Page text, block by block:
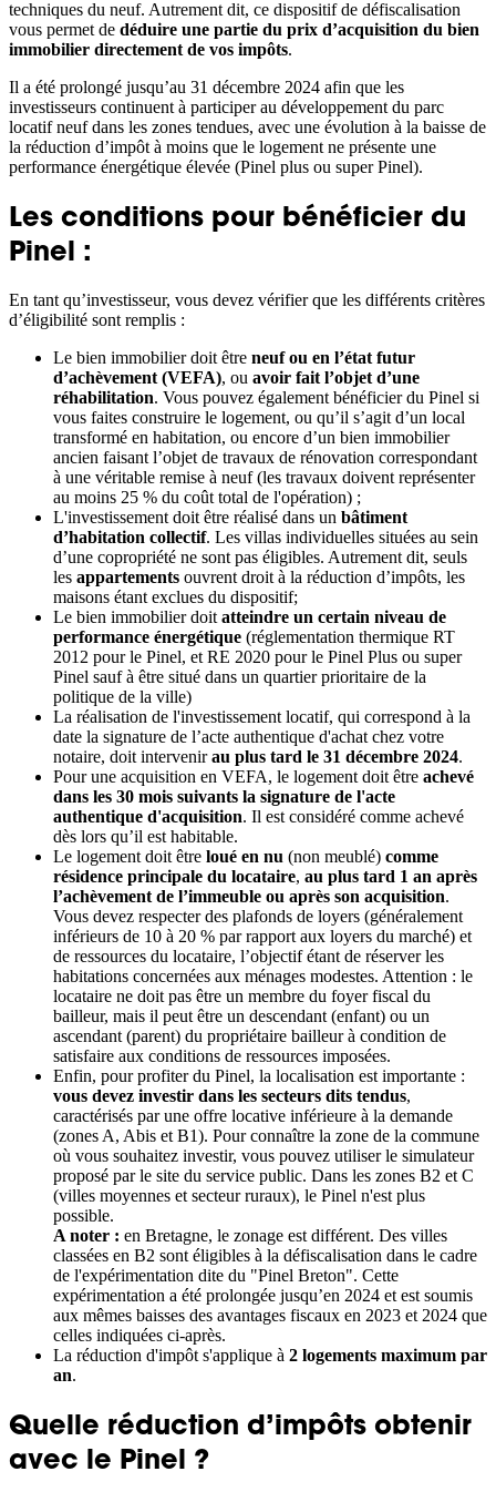
techniques du neuf. Autrement dit, ce dispositif de défiscalisation
vous permet de déduire une partie du prix d’acquisition du bien
immobilier directement de vos impôts.
Il a été prolongé jusqu’au 31 décembre 2024 afin que les
investisseurs continuent à participer au développement du parc
locatif neuf dans les zones tendues, avec une évolution à la baisse de
la réduction d’impôt à moins que le logement ne présente une
performance énergétique élevée (Pinel plus ou super Pinel).
Les conditions pour bénéficier du
Pinel :
En tant qu’investisseur, vous devez vérifier que les différents critères
d’éligibilité sont remplis :
Le bien immobilier doit être neuf ou en l’état futur
d’achèvement (VEFA), ou avoir fait l’objet d’une
réhabilitation. Vous pouvez également bénéficier du Pinel si
vous faites construire le logement, ou qu’il s’agit d’un local
transformé en habitation, ou encore d’un bien immobilier
ancien faisant l’objet de travaux de rénovation correspondant
à une véritable remise à neuf (les travaux doivent représenter
au moins 25 % du coût total de l'opération) ;
L'investissement doit être réalisé dans un bâtiment
d’habitation collectif. Les villas individuelles situées au sein
d’une copropriété ne sont pas éligibles. Autrement dit, seuls
les appartements ouvrent droit à la réduction d’impôts, les
maisons étant exclues du dispositif;
Le bien immobilier doit atteindre un certain niveau de
performance énergétique (réglementation thermique RT
2012 pour le Pinel, et RE 2020 pour le Pinel Plus ou super
Pinel sauf à être situé dans un quartier prioritaire de la
politique de la ville)
La réalisation de l'investissement locatif, qui correspond à la
date la signature de l’acte authentique d'achat chez votre
notaire, doit intervenirau plus tard le 31 décembre 2024.
Pour une acquisition en VEFA, le logement doit être achevé
dans les 30 mois suivants la signature de l'acte
authentique d'acquisition. Il est considéré comme achevé
dès lors qu’il est habitable.
Le logement doit être loué en nu (non meublé) comme
résidence principale du locataire, au plus tard 1 an après
l’achèvement de l’immeuble ou après son acquisition.
Vous devez respecter des plafonds de loyers (généralement
inférieurs de 10 à 20 % par rapport aux loyers du marché) et
de ressources du locataire, l’objectif étant de réserver les
habitations concernées aux ménages modestes. Attention : le
locataire ne doit pas être un membre du foyer fiscal du
bailleur, mais il peut être un descendant (enfant) ou un
ascendant (parent) du propriétaire bailleur à condition de
satisfaire aux conditions de ressources imposées.
Enfin, pour profiter du Pinel, la localisation est importante :
vous devez investir dans les secteurs dits tendus,
caractérisés par une offre locative inférieure à la demande
(zones A, Abis et B1). Pour connaître la zone de la commune
où vous souhaitez investir, vous pouvez utiliser le simulateur
proposé par le site du service public. Dans les zones B2 et C
(villes moyennes et secteur ruraux), le Pinel n'est plus
possible.
A noter : en Bretagne, le zonage est différent. Des villes
classées en B2 sont éligibles à la défiscalisation dans le cadre
de l'expérimentation dite du "Pinel Breton". Cette
expérimentation a été prolongée jusqu’en 2024 et est soumis
aux mêmes baisses des avantages fiscaux en 2023 et 2024 que
celles indiquées ci-après.
La réduction d'impôt s'applique à 2 logements maximum par
an.
Quelle réduction d’impôts obtenir
avec le Pinel ?